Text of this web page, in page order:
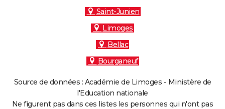
Saint-Junien
Limoges
Bellac
Bourganeuf
Source de données : Académie de Limoges - Ministère de
l'Education nationale
Ne figurent pas dans ces listes les personnes qui n'ont pas